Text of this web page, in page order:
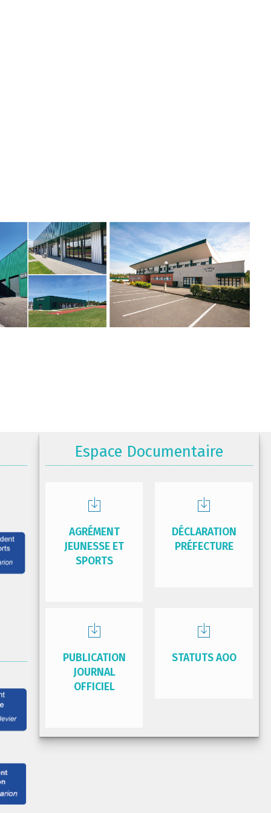
Espace Documentaire
AGRÉMENT
JEUNESSE ET
SPORTS
DÉCLARATION
PRÉFECTURE
PUBLICATION
JOURNAL
OFFICIEL
STATUTS AOO